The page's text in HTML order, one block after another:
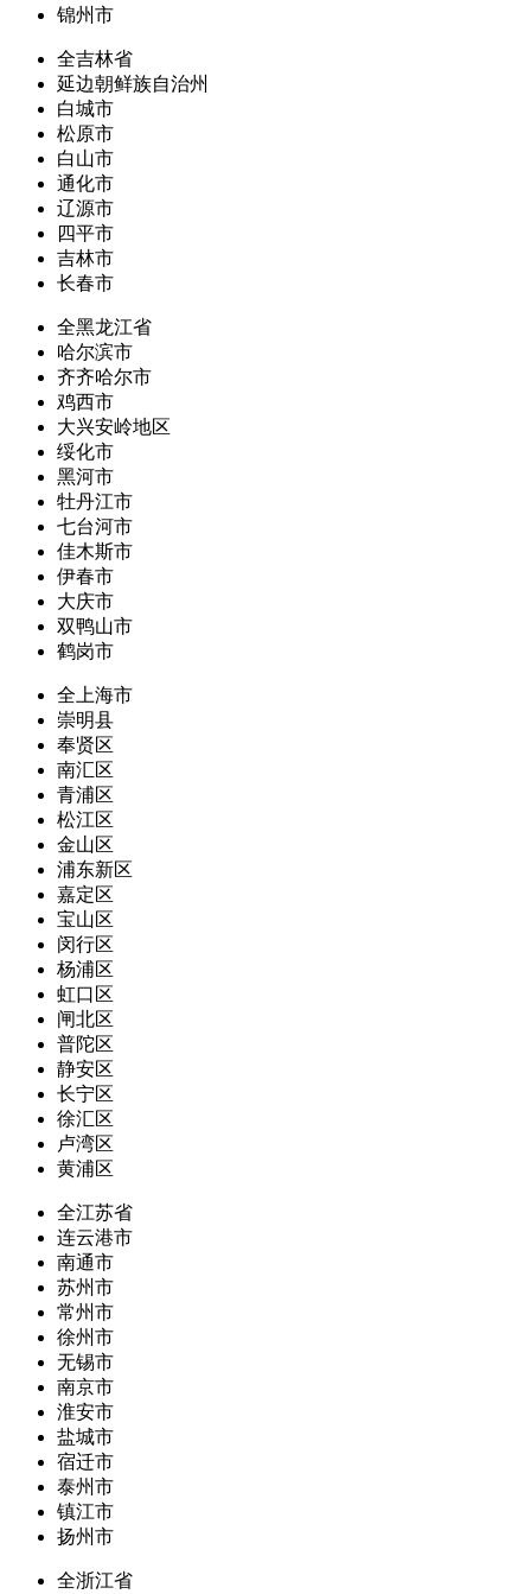
锦州市
全吉林省
延边朝鲜族自治州
白城市
松原市
白山市
通化市
辽源市
四平市
吉林市
长春市
全黑龙江省
哈尔滨市
齐齐哈尔市
鸡西市
大兴安岭地区
绥化市
黑河市
牡丹江市
七台河市
佳木斯市
伊春市
大庆市
双鸭山市
鹤岗市
全上海市
崇明县
奉贤区
南汇区
青浦区
松江区
金山区
浦东新区
嘉定区
宝山区
闵行区
杨浦区
虹口区
闸北区
普陀区
静安区
长宁区
徐汇区
卢湾区
黄浦区
全江苏省
连云港市
南通市
苏州市
常州市
徐州市
无锡市
南京市
淮安市
盐城市
宿迁市
泰州市
镇江市
扬州市
全浙江省